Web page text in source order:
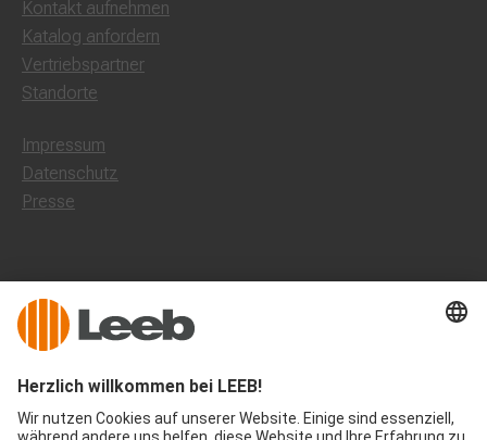
Kontakt aufnehmen
Katalog anfordern
Vertriebspartner
Standorte
Impressum
Datenschutz
Presse
Leeb Balkone Deutschland
Dorfstraße 10, 85662 Hohenbrunn